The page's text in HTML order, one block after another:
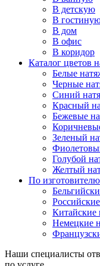
В детскую
В
В дом
В офис
В коридор
Каталог цветов
Белые
Черные
Синий
Красный
Бежевые
Зеленый
Голубой
Желтый
По изготовителю
Китайские
Немецкие
Наши специалисты